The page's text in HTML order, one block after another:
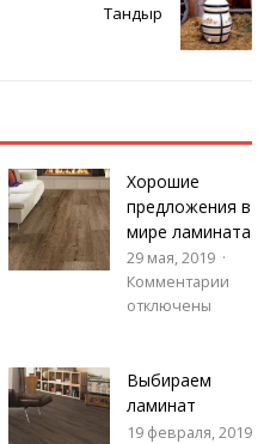
Тандыр
Хорошие
предложения в
мире ламината
29 мая, 2019
Комментарии
отключены
Выбираем
ламинат
19 февраля, 2019